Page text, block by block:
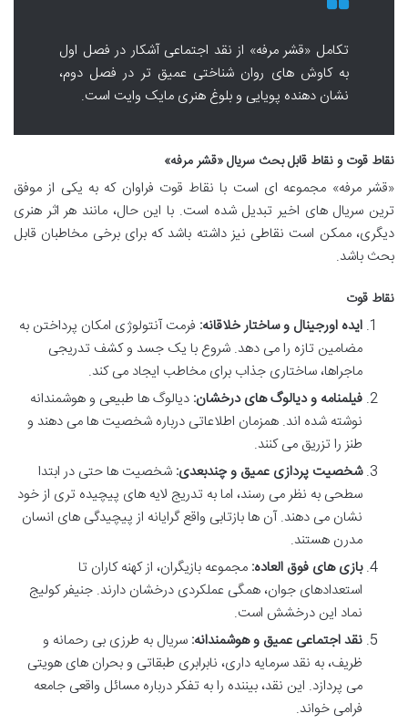
تکامل «قشر مرفه» از نقد اجتماعی آشکار در فصل اول
به کاوش های روان شناختی عمیق تر در فصل دوم،
نشان دهنده پویایی و بلوغ هنری مایک وایت است.
نقاط قوت و نقاط قابل بحث سریال «قشر مرفه»
«قشر مرفه» مجموعه ای است با نقاط قوت فراوان که به یکی از موفق
ترین سریال های اخیر تبدیل شده است. با این حال، مانند هر اثر هنری
دیگری، ممکن است نقاطی نیز داشته باشد که برای برخی مخاطبان قابل
بحث باشد.
نقاط قوت
ایده اورجینال و ساختار خلاقانه: فرمت آنتولوژی امکان پرداختن به
مضامین تازه را می دهد. شروع با یک جسد و کشف تدریجی
ماجراها، ساختاری جذاب برای مخاطب ایجاد می کند.
فیلمنامه و دیالوگ های درخشان: دیالوگ ها طبیعی و هوشمندانه
نوشته شده اند. همزمان اطلاعاتی درباره شخصیت ها می دهند و
طنز را تزریق می کنند.
شخصیت پردازی عمیق و چندبعدی: شخصیت ها حتی در ابتدا
سطحی به نظر می رسند، اما به تدریج لایه های پیچیده تری از خود
نشان می دهند. آن ها بازتابی واقع گرایانه از پیچیدگی های انسان
مدرن هستند.
بازی های فوق العاده: مجموعه بازیگران، از کهنه کاران تا
استعدادهای جوان، همگی عملکردی درخشان دارند. جنیفر کولیج
نماد این درخشش است.
نقد اجتماعی عمیق و هوشمندانه: سریال به طرزی بی رحمانه و
ظریف، به نقد سرمایه داری، نابرابری طبقاتی و بحران های هویتی
می پردازد. این نقد، بیننده را به تفکر درباره مسائل واقعی جامعه
فرامی خواند.